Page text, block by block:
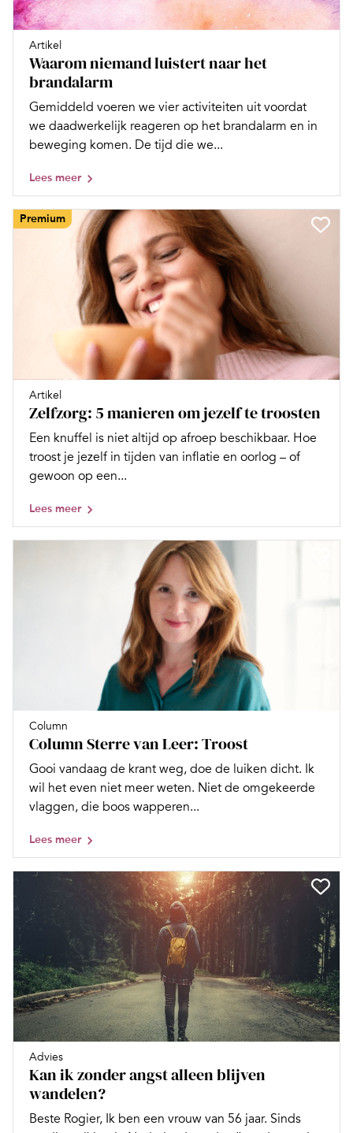
Artikel
Waarom niemand luistert naar het
brandalarm
Gemiddeld voeren we vier activiteiten uit voordat
we daadwerkelijk reageren op het brandalarm en in
beweging komen. De tijd die we...
Lees meer
Premium
Artikel
Zelfzorg: 5 manieren om jezelf te troosten
Een knuffel is niet altijd op afroep beschikbaar. Hoe
troost je jezelf in tijden van inflatie en oorlog – of
gewoon op een...
Lees meer
Column
Column Sterre van Leer: Troost
Gooi vandaag de krant weg, doe de luiken dicht. Ik
wil het even niet meer weten. Niet de omgekeerde
vlaggen, die boos wapperen...
Lees meer
Advies
Kan ik zonder angst alleen blijven
wandelen?
Beste Rogier, Ik ben een vrouw van 56 jaar. Sinds